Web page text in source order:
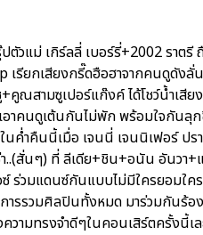
ตัวแม่ เกิร์ลลี่ เบอร์รี่+2002 ร
เรียกเสียงกรี๊ดฮือฮาจากคนดูดังลั่
ณสามซูเปอร์แก๊งค์ ได้โชว์น้ำเสี
อาคนดูเต้นกันไม่พัก พร้อมใจกันลุ
ค่ำคืนนี้เมื่อ เจนนี่ เจนนิเฟอร์ ป
..(สั่นๆ) ที่ ลีเดีย+ชิน+อนัน อันวา
ร่วมแดนซ์กันแบบไม่มีใครยอมใ
ารรวมศิลปินทั้งหมด มาร่วมกันร้
วามทรงจำดีๆในคอนเสิร์ตครั้งนี้เล